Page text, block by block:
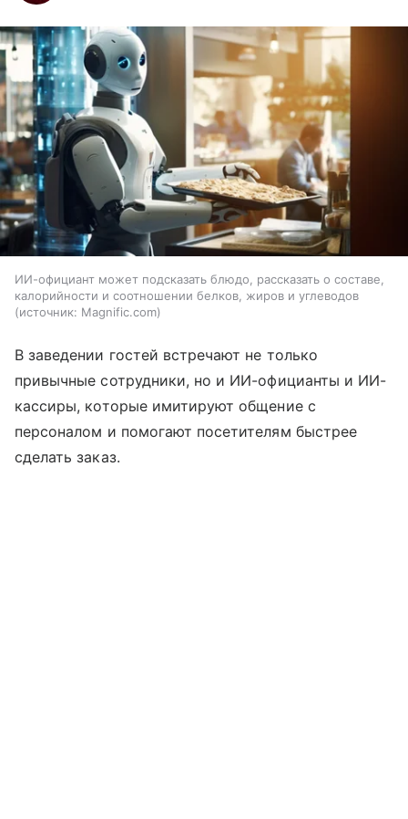
ИИ-официант может подсказать блюдо, рассказать о составе,
калорийности и соотношении белков, жиров и углеводов
источник: Magnific.com
В заведении гостей встречают не только
привычные сотрудники, но и ИИ-официанты и ИИ-
кассиры, которые имитируют общение с
персоналом и помогают посетителям быстрее
сделать заказ.